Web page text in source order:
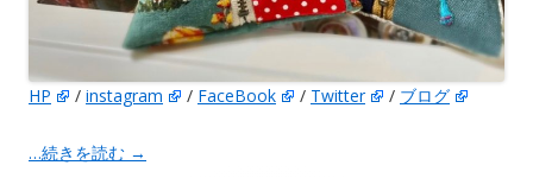
HP / instagram / FaceBook / Twitter / ブログ
…続きを読む →